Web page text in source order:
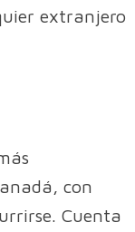
extranjero
con
Cuenta